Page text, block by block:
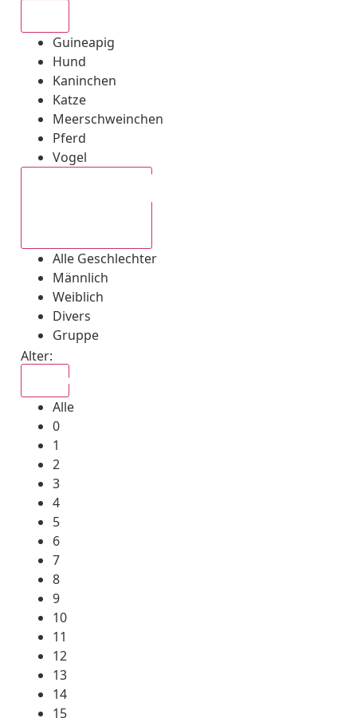
Guineapig
Hund
Kaninchen
Katze
Meerschweinchen
Pferd
Vogel
Alle Geschlechter
Männlich
Weiblich
Divers
Gruppe
Alter:
Alle
0
1
2
3
4
5
6
7
8
9
10
11
12
13
14
15